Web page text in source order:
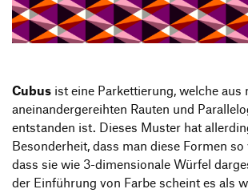
Transfer und Kooperation
Produktgestaltung B.A.
Strategische Gestaltung M.A.
Cubus ist eine Parkettierung, welche aus
aneinandergereihten Rauten und
entstanden ist. Dieses Muster hat
Besonderheit, dass man diese Formen
dass sie wie 3-dimensionale Würfel
der Einführung von Farbe scheint es als